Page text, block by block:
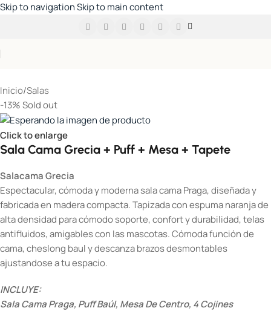
Skip to navigationSkip to main content
Inicio/Salas
-13%Sold out
Click to enlarge
Sala Cama Grecia + Puff + Mesa + Tapete
Salacama Grecia
Espectacular, cómoda y moderna sala cama Praga, diseñada y
fabricada en madera compacta. Tapizada con espuma naranja de
alta densidad para cómodo soporte, confort y durabilidad, telas
antifluidos, amigables con las mascotas. Cómoda función de
cama, cheslong baul y descanza brazos desmontables
ajustandose a tu espacio.
INCLUYE:
Sala Cama Praga, Puff Baúl, Mesa De Centro, 4 Cojines